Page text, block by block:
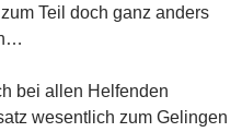
Teil doch ganz anders
bei allen Helfenden
wesentlich zum Gelingen